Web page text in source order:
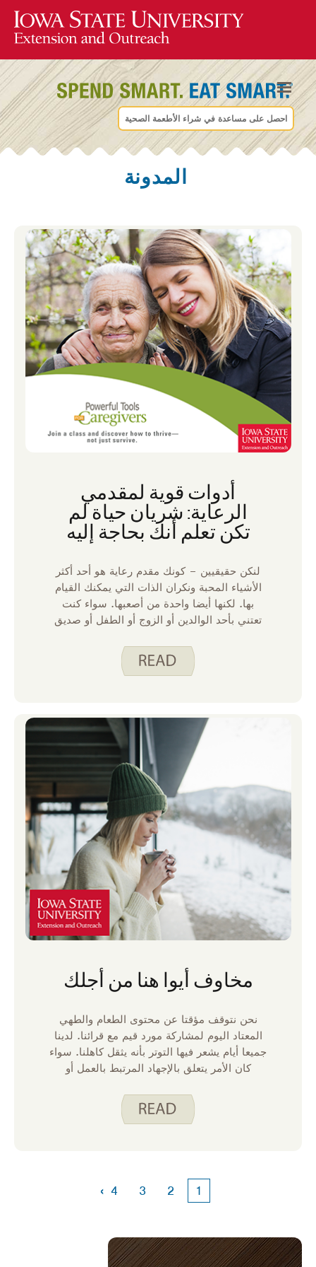
احصل على مساعدة في شراء الأطعمة الصحية
المدونة
أدوات قوية لمقدمي
الرعاية: شريان حياة لم
تكن تعلم أنك بحاجة إليه
لنكن حقيقيين – كونك مقدم رعاية هو أحد أكثر
الأشياء المحبة ونكران الذات التي يمكنك القيام
بها. لكنها أيضا واحدة من أصعبها. سواء كنت
تعتني بأحد الوالدين أو الزوج أو الطفل أو صديق
والجسدية. هذا هو المكان الذي تأتي فيه الأدوات
القوية لمقدمي الرعاية . وصدقني ، إنها ليست
مخاوف أيوا هنا من أجلك
نحن نتوقف مؤقتا عن محتوى الطعام والطهي
المعتاد اليوم لمشاركة مورد قيم مع قرائنا. لدينا
جميعا أيام يشعر فيها التوتر بأنه يثقل كاهلنا. سواء
كان الأمر يتعلق بالإجهاد المرتبط بالعمل أو
لإدارة كل شيء. هذا هو سبب وجود الخط
1
2
3
4
›